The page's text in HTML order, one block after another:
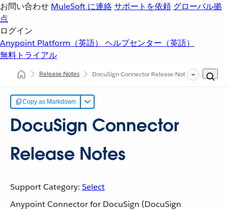
お問い合わせ MuleSoft に連絡サポートを依頼 グローバル拠
点
ログイン
Anypoint Platform（英語） ヘルプセンター（英語）
無料トライアル
Release Notes DocuSign Connector Release Notes
Copy as Markdown
DocuSign Connector
Release Notes
Support Category: Select
Anypoint Connector for DocuSign (DocuSign